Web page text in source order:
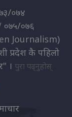
०७४
०७५/०७६
Journalism)
प्रदेश कै पहिलो
। पुरा पढ्नुहोस्